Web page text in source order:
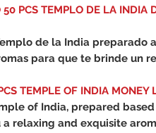
50 PCS TEMPLO DE LA INDIA
de la India preparado
para que te brinde un
TEMPLE OF INDIA MONEY
of India, prepared
relaxing and exquisite